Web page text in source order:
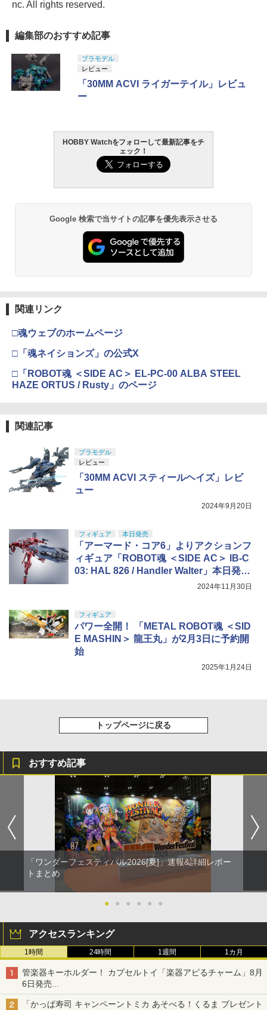
nc. All rights reserved.
編集部のおすすめ記事
プラモデル
レビュー
「30MM ACVI ライガーテイル」レビュ
ー
HOBBY Watchをフォローして最新記事をチ
ェック！
Google 検索で当サイトの記事を優先表示させる
関連リンク
□魂ウェブのホームページ
□「魂ネイションズ」の公式X
□「ROBOT魂 ＜SIDE AC＞ EL-PC-00 ALBA STEEL
HAZE ORTUS / Rusty」のページ
関連記事
プラモデル
レビュー
「30MM ACVI スティールヘイズ」レビ
ュー
2024年9月20日
フィギュア 本日発売
「アーマード・コア6」よりアクションフ
ィギュア「ROBOT魂 ＜SIDE AC＞ IB-C
03: HAL 826 / Handler Walter」本日発
2024年11月30日
フィギュア
パワー全開！ 「METAL ROBOT魂 ＜SID
E MASHIN＞ 龍王丸」が2月3日に予約開
始
2025年1月24日
トップページに戻る
おすすめ記事
「ワンダーフェスティバル2026[夏]」速報&詳細レポー
トまとめ
● ● ● ● ● ●
アクセスランキング
1時間 24時間 1週間 1カ月
管楽器キーホルダー！ カプセルトイ「楽器アピるチャーム」8月
6日発売
チューバ、テナサクなど5種各3色
「かっぱ寿司 キャンペーントミカ あそべる！くるま プレゼント